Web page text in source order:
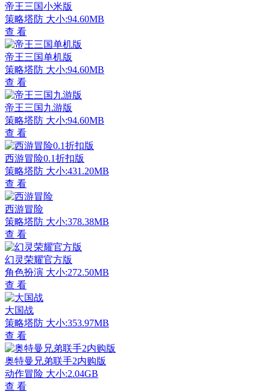
帝王三国小米版
策略塔防 大小:94.60MB
查 看
帝王三国单机版
策略塔防 大小:94.60MB
查 看
帝王三国九游版
策略塔防 大小:94.60MB
查 看
西游冒险0.1折扣版
策略塔防 大小:431.20MB
查 看
西游冒险
策略塔防 大小:378.38MB
查 看
幻灵荣耀官方版
角色扮演 大小:272.50MB
查 看
大国战
策略塔防 大小:353.97MB
查 看
奥特曼兄弟联手2内购版
动作冒险 大小:2.04GB
查 看